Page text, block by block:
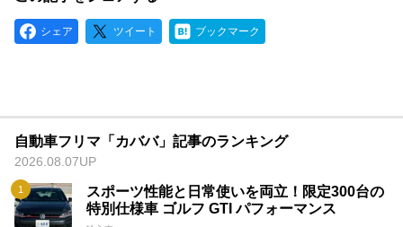
シェア ツイート ブックマーク
自動車フリマ「カババ」記事のランキング
2026.08.07UP
スポーツ性能と日常使いを両立！限定300台の
特別仕様車 ゴルフ GTI パフォーマンス